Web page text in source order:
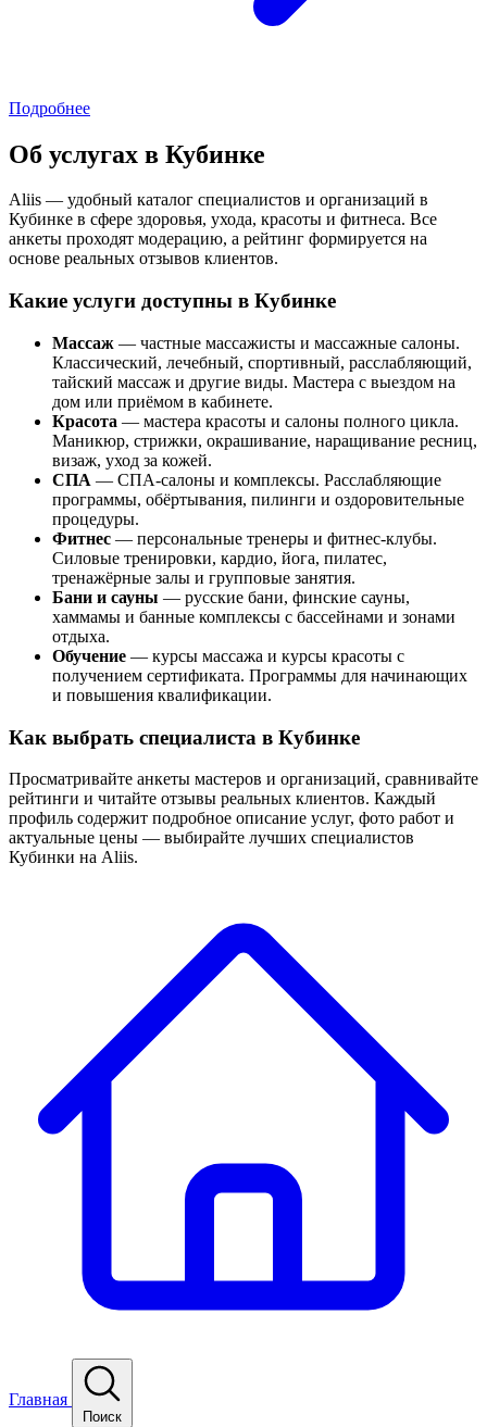
Подробнее
Об услугах в Кубинке
Aliis — удобный каталог специалистов и организаций в
Кубинке в сфере здоровья, ухода, красоты и фитнеса. Все
анкеты проходят модерацию, а рейтинг формируется на
основе реальных отзывов клиентов.
Какие услуги доступны в Кубинке
Массаж — частные массажисты и массажные салоны.
Классический, лечебный, спортивный, расслабляющий,
тайский массаж и другие виды. Мастера с выездом на
дом или приёмом в кабинете.
Красота — мастера красоты и салоны полного цикла.
Маникюр, стрижки, окрашивание, наращивание ресниц,
визаж, уход за кожей.
СПА — СПА-салоны и комплексы. Расслабляющие
программы, обёртывания, пилинги и оздоровительные
процедуры.
Фитнес — персональные тренеры и фитнес-клубы.
Силовые тренировки, кардио, йога, пилатес,
тренажёрные залы и групповые занятия.
Бани и сауны — русские бани, финские сауны,
хаммамы и банные комплексы с бассейнами и зонами
отдыха.
Обучение — курсы массажа и курсы красоты с
получением сертификата. Программы для начинающих
и повышения квалификации.
Как выбрать специалиста в Кубинке
Просматривайте анкеты мастеров и организаций, сравнивайте
рейтинги и читайте отзывы реальных клиентов. Каждый
профиль содержит подробное описание услуг, фото работ и
актуальные цены — выбирайте лучших специалистов
Кубинки на Aliis.
Главная
Поиск